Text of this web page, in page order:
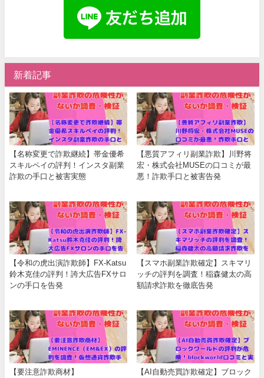
新着記事
【名称変更で詐欺継続】帯金優希
スキルペイの評判！インスタ副業
詐欺の手口と被害実態
【悪質アフィリ副業詐欺】川野将
宏・株式会社MUSEの口コミが最
悪！詐欺手口と被害告発
【令和の虎出演詐欺師】FX-Katsu
鈴木克佳の評判！誇大広告FXサロ
ンの手口を告発
【スマホ副業詐欺確定】スキマリ
ッチの評判を調査！稲森健太の高
額請求詐欺を徹底告発
【要注意詐欺商材】 【AI自動売買詐欺確定】ブロック